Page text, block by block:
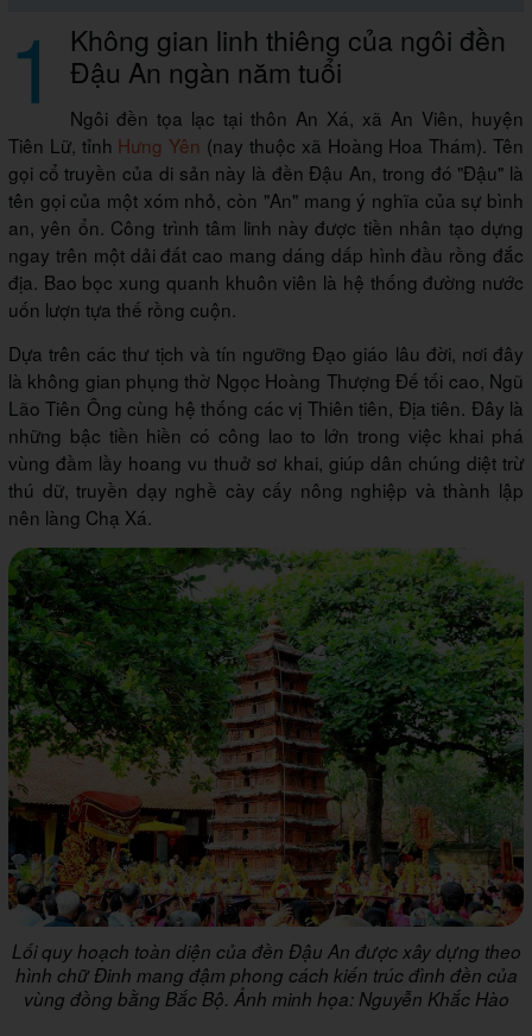
1 Không gian linh thiêng của ngôi đền
Đậu An ngàn năm tuổi
Ngôi đền tọa lạc tại thôn An Xá, xã An Viên, huyện
Tiên Lữ, tỉnh Hưng Yên (nay thuộc xã Hoàng Hoa Thám). Tên
gọi cổ truyền của di sản này là đền Đậu An, trong đó "Đậu" là
tên gọi của một xóm nhỏ, còn "An" mang ý nghĩa của sự bình
an, yên ổn. Công trình tâm linh này được tiền nhân tạo dựng
ngay trên một dải đất cao mang dáng dấp hình đầu rồng đắc
địa. Bao bọc xung quanh khuôn viên là hệ thống đường nước
uốn lượn tựa thế rồng cuộn.
Dựa trên các thư tịch và tín ngưỡng Đạo giáo lâu đời, nơi đây
là không gian phụng thờ Ngọc Hoàng Thượng Đế tối cao, Ngũ
Lão Tiên Ông cùng hệ thống các vị Thiên tiên, Địa tiên. Đây là
những bậc tiền hiền có công lao to lớn trong việc khai phá
vùng đầm lầy hoang vu thuở sơ khai, giúp dân chúng diệt trừ
thú dữ, truyền dạy nghề cày cấy nông nghiệp và thành lập
nên làng Chạ Xá.
Lối quy hoạch toàn diện của đền Đậu An được xây dựng theo
hình chữ Đinh mang đậm phong cách kiến trúc đình đền của
vùng đồng bằng Bắc Bộ. Ảnh minh họa: Nguyễn Khắc Hào